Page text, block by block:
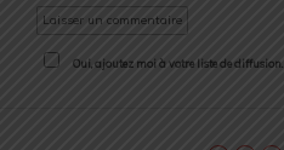
Oui, ajoutez moi à votre liste de diffusion.